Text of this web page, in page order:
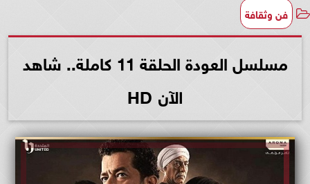
فن وثقافة
مسلسل العودة الحلقة 11 كاملة.. شاهد
الآن HD